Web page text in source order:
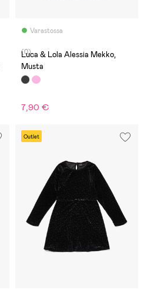
Varastossa
(0)
Luca & Lola Alessia Mekko,
Musta
7,90 €
Outlet